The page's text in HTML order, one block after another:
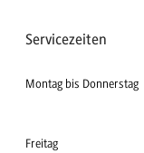
Servicezeiten
Montag bis Donnerstag
Freitag